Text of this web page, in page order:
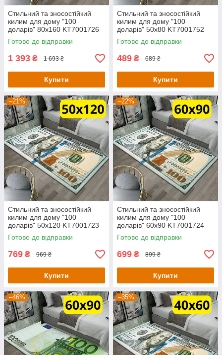
Стильний та зносостійкий
килим для дому "100
доларів" 80х160 KT7001726
Готово до відправки
1 393 ₴ 1 693 ₴
Купити
Стильний та зносостійкий
килим для дому "100
доларів" 50х80 KT7001752
Готово до відправки
489 ₴ 689 ₴
Купити
–21%
Стильний та зносостійкий
килим для дому "100
доларів" 50х120 KT7001723
Готово до відправки
769 ₴ 969 ₴
Купити
–22%
Стильний та зносостійкий
килим для дому "100
доларів" 60х90 KT7001724
Готово до відправки
699 ₴ 899 ₴
Купити
–46% –35%